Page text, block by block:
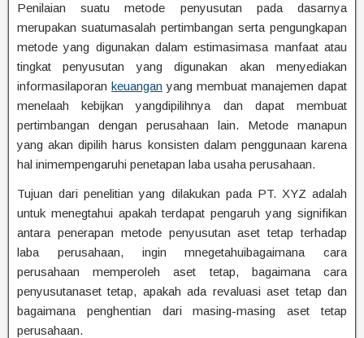
Penilaian suatu metode penyusutan pada dasarnya
merupakan suatumasalah pertimbangan serta pengungkapan
metode yang digunakan dalam estimasimasa manfaat atau
tingkat penyusutan yang digunakan akan menyediakan
informasilaporan keuangan yang membuat manajemen dapat
menelaah kebijkan yangdipilihnya dan dapat membuat
pertimbangan dengan perusahaan lain. Metode manapun
yang akan dipilih harus konsisten dalam penggunaan karena
hal inimempengaruhi penetapan laba usaha perusahaan.
Tujuan dari penelitian yang dilakukan pada PT. XYZ adalah
untuk menegtahui apakah terdapat pengaruh yang signifikan
antara penerapan metode penyusutan aset tetap terhadap
laba perusahaan, ingin mnegetahuibagaimana cara
perusahaan memperoleh aset tetap, bagaimana cara
penyusutanaset tetap, apakah ada revaluasi aset tetap dan
bagaimana penghentian dari masing-masing aset tetap
perusahaan.